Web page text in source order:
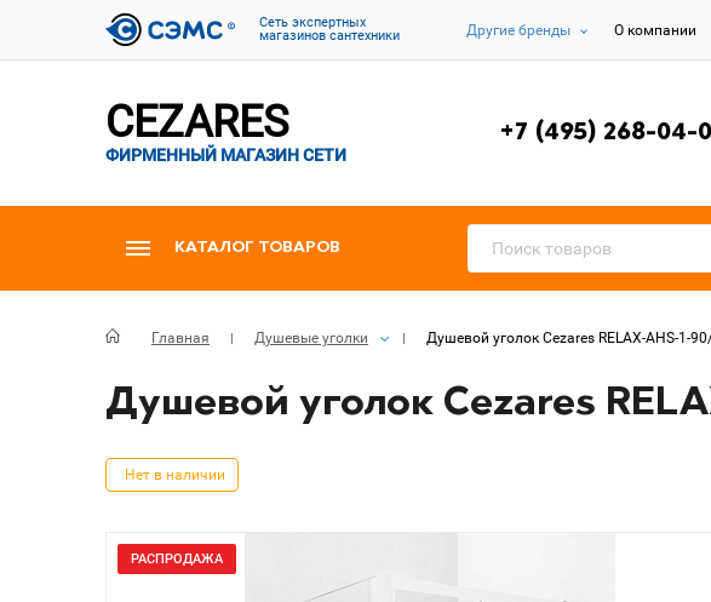
Cеть экспертных
магазинов сантехники
Другие бренды О компании
CEZARES
ФИРМЕННЫЙ МАГАЗИН СЕТИ
+7 (495) 268-04-
КАТАЛОГ ТОВАРОВ
Главная Душевые уголки Душевой уголок Cezares RELAX-AHS-1-
Душевой уголок Cezares
Нет в наличии
РАСПРОДАЖА